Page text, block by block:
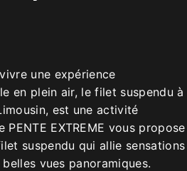
une expérience
en plein air, le filet suspendu à
est une activité
EXTREME vous propose
suspendu qui allie sensations
vues panoramiques.